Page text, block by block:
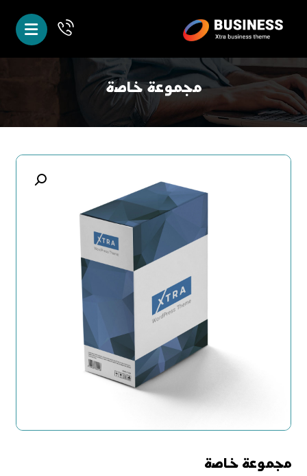
مجموعة خاصة
مجموعة خاصة